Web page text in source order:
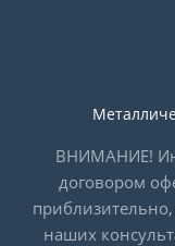
ВНИМАНИЕ!
договором
наших